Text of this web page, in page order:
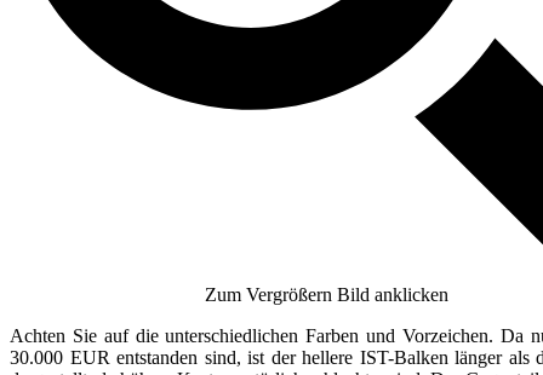
Zum Vergrößern Bild anklicken
Achten Sie auf die unterschiedlichen Farben und Vorzeichen. Da
30.000 EUR entstanden sind, ist der hellere IST-Balken länger